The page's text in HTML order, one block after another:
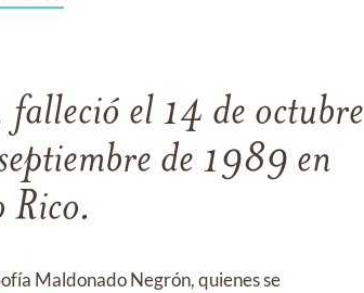
el 14 de octubre
de 1989 en
Rico.
Maldonado Negrón, quienes se